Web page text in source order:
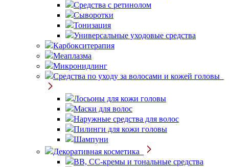
Средства с ретинолом
Сыворотки
Тонизация
Универсальные уходовые средства
Карбокситерапия
Меаплазма
Микронидлинг
Средства по уходу за волосами и кожей головы
Лосьоны для кожи головы
Маски для волос
Наружные средства для волос
Пилинги для кожи головы
Шампуни
Декоративная косметика
BB, CC-кремы и тональные средства